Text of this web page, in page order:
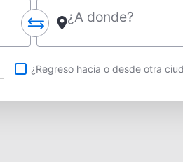
¿A donde?
o aeropuerto o vuelos directos
¿Regreso hacia o desde otra